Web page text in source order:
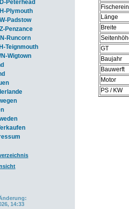
Peterhead
Plymouth
Padstow
Penzance
Runcorn
Teignmouth
Wigtown
14:33
Länge
Breite
GT
Baujahr
Bauwerft
Motor
PS / KW